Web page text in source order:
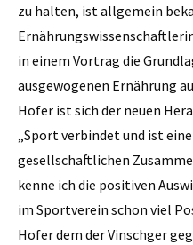
zu halten, ist allgemein
in einem Vortrag die
ausgewogenen Ernährung
Hofer ist sich der neuen
„Sport verbindet und ist
gesellschaftlichen
kenne ich die positiven
im Sportverein schon viel
Hofer dem der Vinschger